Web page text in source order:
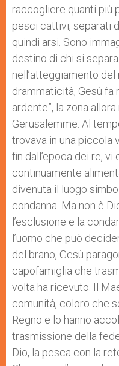
raccogliere quanti più
pesci cattivi, separati
quindi arsi. Sono
destino di chi si
nell’atteggiamento
drammaticità, Gesù fa
ardente”, la zona
Gerusalemme. Al
trovava in una piccola
fin dall’epoca dei re, vi
continuamente
divenuta il luogo
condanna. Ma non è
l’esclusione e la
l’uomo che può
del brano, Gesù
capofamiglia che
volta ha ricevuto. Il
comunità, coloro che
Regno e lo hanno
trasmissione della
Dio, la pesca con la